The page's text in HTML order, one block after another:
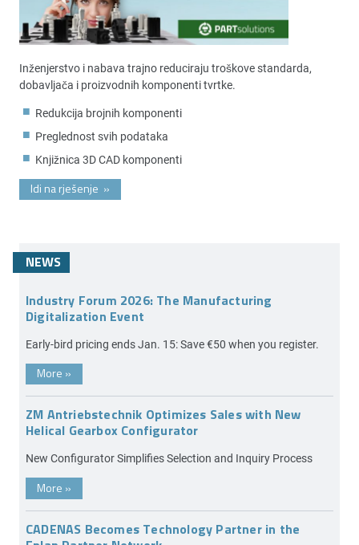
Inženjerstvo i nabava trajno reduciraju troškove standarda,
dobavljača i proizvodnih komponenti tvrtke.
Redukcija brojnih komponenti
Preglednost svih podataka
Knjižnica 3D CAD komponenti
Idi na rješenje »
NEWS
Industry Forum 2026: The Manufacturing
Digitalization Event
Early-bird pricing ends Jan. 15: Save €50 when you register.
More »
ZM Antriebstechnik Optimizes Sales with New
Helical Gearbox Configurator
New Configurator Simplifies Selection and Inquiry Process
More »
CADENAS Becomes Technology Partner in the